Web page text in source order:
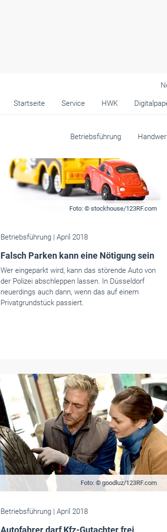
Startseite Service HWK
Betriebsführung
Foto: © stockhouse/123RF.com
Betriebsführung | April 2018
Falsch Parken kann eine Nötigung sein
Wer eingeparkt wird, kann das störende Auto von
der Polizei abschleppen lassen. In Düsseldorf
neuerdings auch dann, wenn das auf einem
Privatgrundstück passiert.
Foto: © goodluz/123RF.com
Betriebsführung | April 2018
Autofahrer darf Kfz-Gutachter frei